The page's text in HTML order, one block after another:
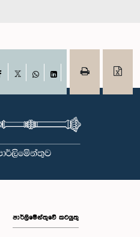
Facebook
WhatsAppLinkedIn
පාර්ලිමේන්තුවේ කටයුතු